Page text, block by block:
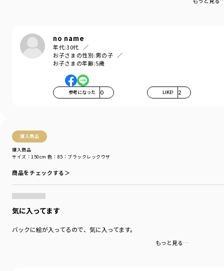
no name
年代:30代
お子さまの性別:男の子
お子さまの年齢:5歳
参考になった 0 LIKE! 2
購入商品
購入商品
サイズ：150cm 色：85：ブラックレックウザ
商品をチェックする＞
気に入ってます
バックに絵が入ってるので、気に入ってます。
もっと見る…